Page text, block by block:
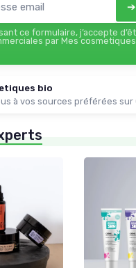
➔
ce formulaire, j’accepte
par Mes
bio
à vos sources préférées sur